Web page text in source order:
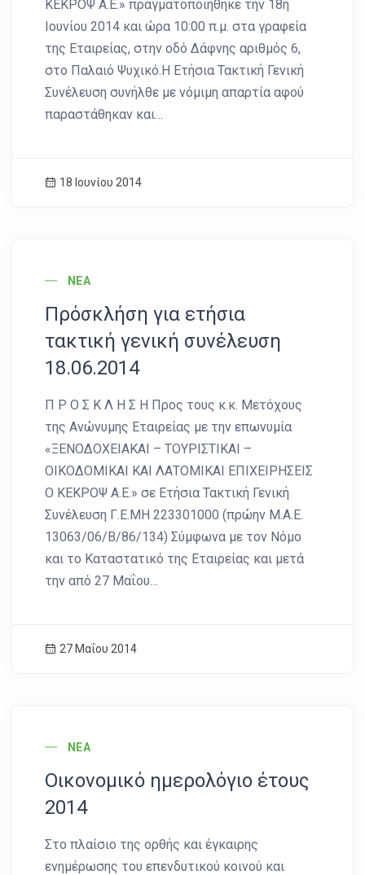
ΚΕΚΡΟΨ Α.Ε.» πραγματοποιήθηκε την 18η
Ιουνίου 2014 και ώρα 10:00 π.μ. στα γραφεία
της Εταιρείας, στην οδό Δάφνης αριθμός 6,
στο Παλαιό Ψυχικό.Η Ετήσια Τακτική Γενική
Συνέλευση συνήλθε με νόμιμη απαρτία αφού
παραστάθηκαν και…
18 Ιουνίου 2014
ΝΈΑ
Πρόσκλήση για ετήσια
τακτική γενική συνέλευση
18.06.2014
Π Ρ Ο Σ Κ Λ Η Σ Η Προς τους κ.κ. Μετόχους
της Ανώνυμης Εταιρείας με την επωνυμία
«ΞΕΝΟΔΟΧΕΙΑΚΑΙ – ΤΟΥΡΙΣΤΙΚΑΙ –
ΟΙΚΟΔΟΜΙΚΑΙ ΚΑΙ ΛΑΤΟΜΙΚΑΙ ΕΠΙΧΕΙΡΗΣΕΙΣ
Ο ΚΕΚΡΟΨ Α.Ε.» σε Ετήσια Τακτική Γενική
Συνέλευση Γ.Ε.ΜΗ 223301000 (πρώην Μ.Α.Ε.
13063/06/Β/86/134) Σύμφωνα με τον Νόμο
και το Καταστατικό της Εταιρείας και μετά
την από 27 Μαΐου…
27 Μαΐου 2014
ΝΈΑ
Οικονομικό ημερολόγιο έτους
2014
Στο πλαίσιο της ορθής και έγκαιρης
ενημέρωσης του επενδυτικού κοινού και